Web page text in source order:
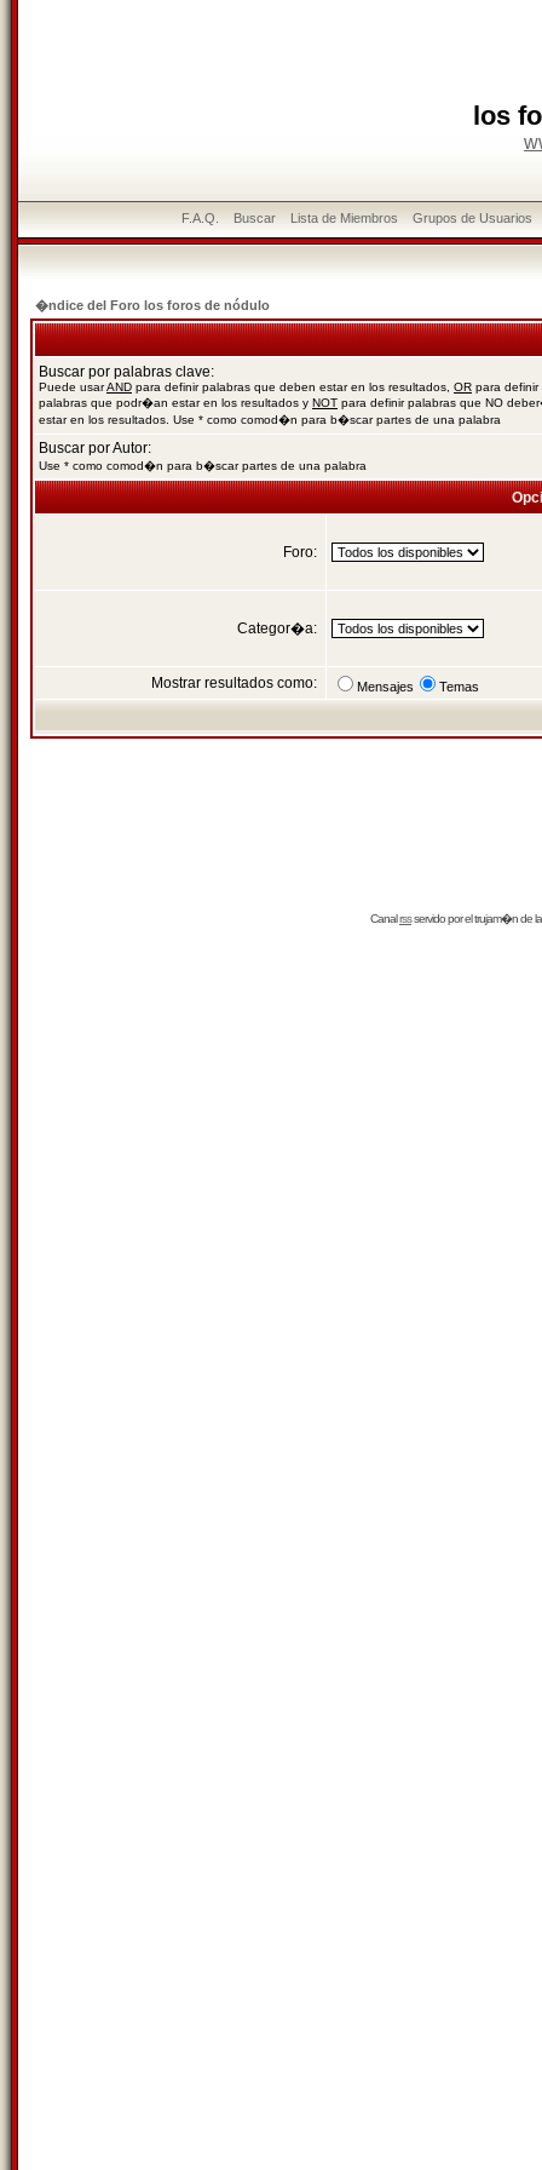
los
F.A.Q. Buscar Lista de Miembros Grupos de Usuarios
�ndice del Foro los foros de nódulo
Buscar por palabras clave:
Puede usarAND para definir palabras que deben estar en los resultados, OR para definir
palabras que podr�an estar en los resultados y NOT para definir palabras que NO
estar en los resultados. Use * como comod�n para b�scar partes de una palabra
Buscar por Autor:
Use * como comod�n para b�scar partes de una palabra
Foro:
Categor�a:
Mostrar resultados como: Mensajes Temas
Canalrssservido por eltrujam�nde